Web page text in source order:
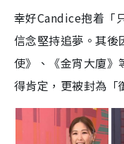
t
e
e
d
5
8
8
幸好Candice抱着「
信念堅持追夢。其後
使》、《金宵大廈》
得肯定，更被封為「